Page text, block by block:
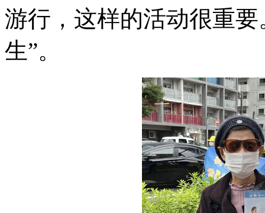
游行，这样的活动很重
生”。